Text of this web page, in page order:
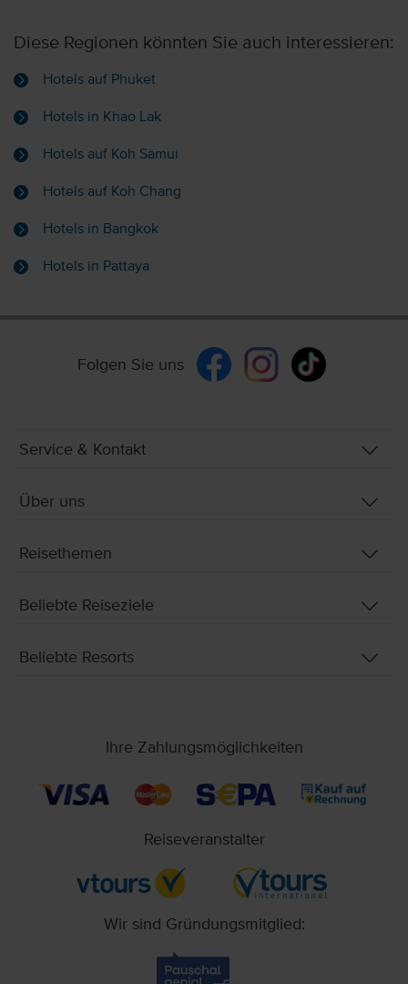
Diese Regionen könnten Sie auch interessieren:
Hotels auf Phuket
Hotels in Khao Lak
Hotels auf Koh Samui
Hotels auf Koh Chang
Hotels in Bangkok
Hotels in Pattaya
Folgen Sie uns
Service & Kontakt
Über uns
Reisethemen
Beliebte Reiseziele
Beliebte Resorts
Ihre Zahlungsmöglichkeiten
Reiseveranstalter
Wir sind Gründungsmitglied: